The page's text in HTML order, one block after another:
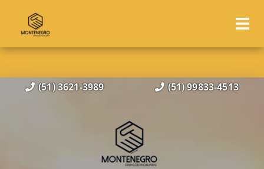
(51) 3621-3989 (51) 99833-4513